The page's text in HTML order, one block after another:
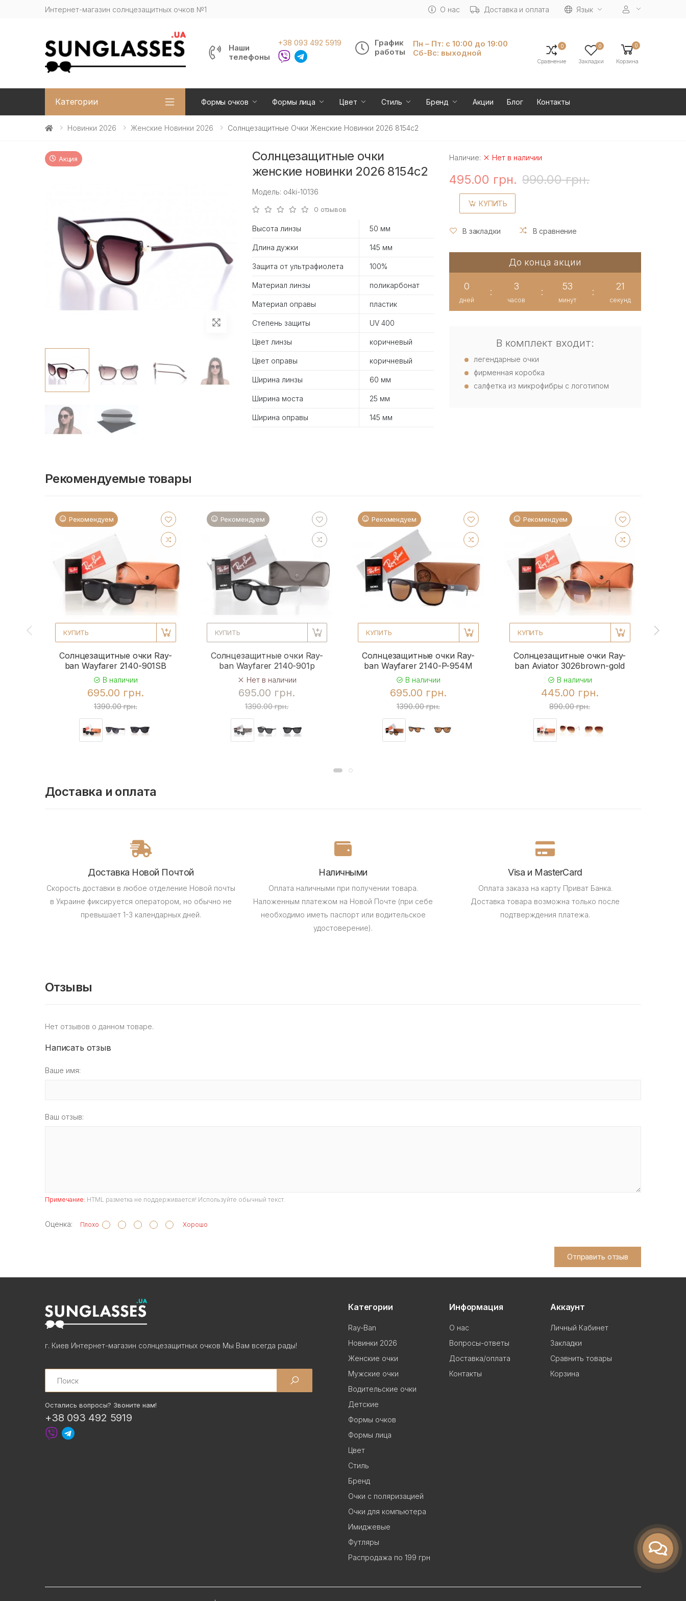
Интернет-магазин солнцезащитных очков №1 О нас Доставка и оплата Язык
Наши
телефоны
+38 093 492 5919
График
работы
Пн – Пт: с 10:00 до 19:00
Сб-Вс: выходной
0
Сравнение
0
Закладки
0
Корзина
Категории Формы очков Формы лица Цвет Стиль Бренд Акции Блог Контакты
Новинки 2026 Женские Новинки 2026 Солнцезащитные Очки Женские Новинки 2026 8154c2
Акция
Солнцезащитные очки
женские новинки 2026 8154c2
Модель: o4ki-10136
0 отзывов
Высота линзы 50 мм
Длина дужки 145 мм
Защита от ультрафиолета 100%
Материал линзы поликарбонат
Материал оправы пластик
Степень защиты UV 400
Цвет линзы коричневый
Цвет оправы коричневый
Ширина линзы 60 мм
Ширина моста 25 мм
Ширина оправы 145 мм
Наличие: Нет в наличии
495.00 грн. 990.00 грн.
КУПИТЬ
В закладки В сравнение
До конца акции
0
дней
:
3
часов
:
53
минут
:
20
секунд
В комплект входит:
легендарные очки
фирменная коробка
салфетка из микрофибры с логотипом
Рекомендуемые товары
Рекомендуем
КУПИТЬ
Солнцезащитные очки Ray-
ban Wayfarer 2140-901SB
В наличии
695.00 грн.
1390.00 грн.
Рекомендуем
КУПИТЬ
Солнцезащитные очки Ray-
ban Wayfarer 2140-901p
Нет в наличии
695.00 грн.
1390.00 грн.
Рекомендуем
КУПИТЬ
Солнцезащитные очки Ray-
ban Wayfarer 2140-P-954M
В наличии
695.00 грн.
1390.00 грн.
Рекомендуем
КУПИТЬ
Солнцезащитные очки Ray-
ban Aviator 3026brown-gold
В наличии
445.00 грн.
890.00 грн.
Доставка и оплата
Доставка Новой Почтой
Скорость доставки в любое отделение Новой почты
в Украине фиксируется оператором, но обычно не
превышает 1-3 календарных дней.
Наличными
Оплата наличными при получении товара.
Наложенным платежом на Новой Почте (при себе
необходимо иметь паспорт или водительское
удостоверение).
Visa и MasterCard
Оплата заказа на карту Приват Банка.
Доставка товара возможна только после
подтверждения платежа.
Отзывы
Нет отзывов о данном товаре.
Написать отзыв
Ваше имя:
Ваш отзыв:
Примечание: HTML разметка не поддерживается! Используйте обычный текст.
Оценка: Плохо Хорошо
Отправить отзыв
г. Киев Интернет-магазин солнцезащитных очков Мы Вам всегда рады!
Search
Остались вопросы? Звоните нам!
+38 093 492 5919
Категории
Ray-Ban
Новинки 2026
Женские очки
Мужские очки
Водительские очки
Детские
Формы очков
Формы лица
Цвет
Стиль
Бренд
Очки с поляризацией
Очки для компьютера
Имиджевые
Футляры
Распродажа по 199 грн
Информация
О нас
Вопросы-ответы
Доставка/оплата
Контакты
Аккаунт
Личный Кабинет
Закладки
Сравнить товары
Корзина